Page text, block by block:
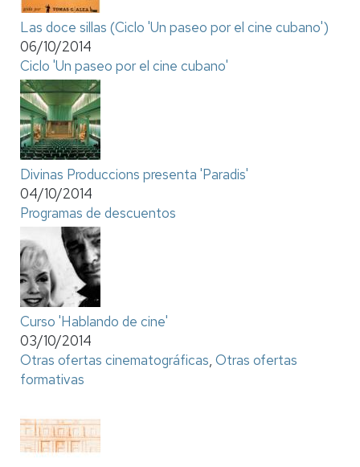
Las doce sillas (Ciclo 'Un paseo por el cine cubano')
06/10/2014
Ciclo 'Un paseo por el cine cubano'
Divinas Produccions presenta 'Paradis'
04/10/2014
Programas de descuentos
Curso 'Hablando de cine'
03/10/2014
Otras ofertas cinematográficas, Otras ofertas
formativas